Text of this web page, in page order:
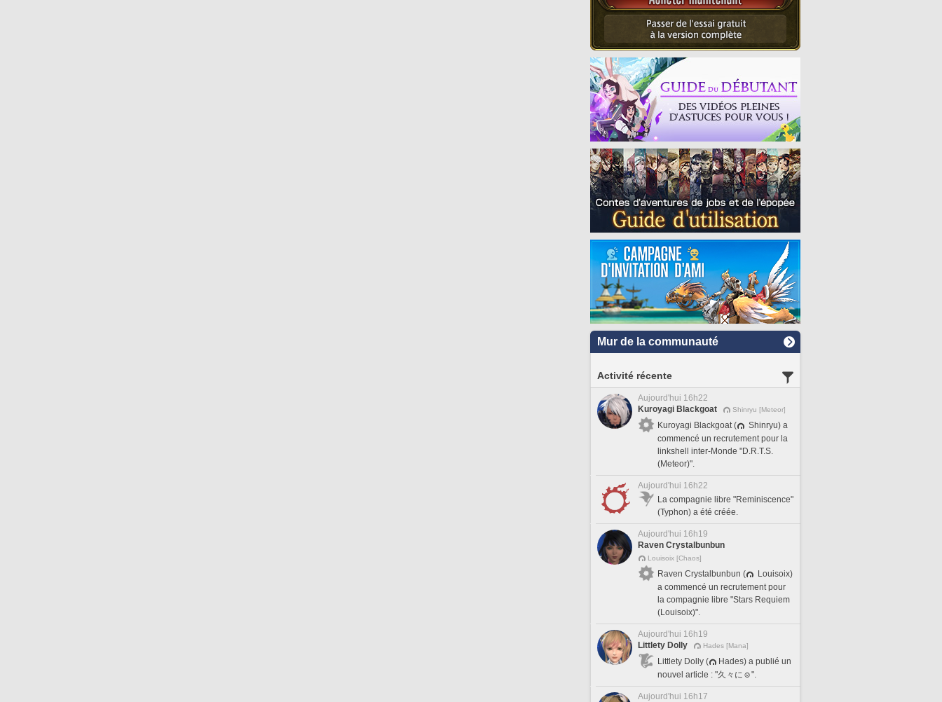
Mur de la communauté
Activité récente
Aujourd'hui 16h22
Kuroyagi Blackgoat
Shinryu [Meteor]
Kuroyagi Blackgoat (
Shinryu) a
commencé un recrutement pour la
linkshell inter-Monde "D.R.T.S.
(Meteor)".
Aujourd'hui 16h22
La compagnie libre "Reminiscence"
(Typhon) a été créée.
Aujourd'hui 16h19
Raven Crystalbunbun
Louisoix [Chaos]
Raven Crystalbunbun (
Louisoix)
a commencé un recrutement pour
la compagnie libre "Stars Requiem
(Louisoix)".
Aujourd'hui 16h19
Littlety Dolly
Hades [Mana]
Littlety Dolly (
Hades) a publié un
nouvel article : "久々に☺️".
Aujourd'hui 16h17